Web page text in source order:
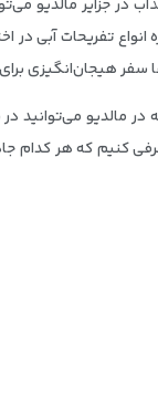
در جزایر مالدیو
تفریحات آبی در
سفر هیجان‌انگیزی
در مالدیو می‌توانید
کنیم که هر کدام